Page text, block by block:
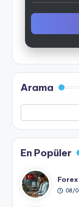
Arama
En Popüler
08/